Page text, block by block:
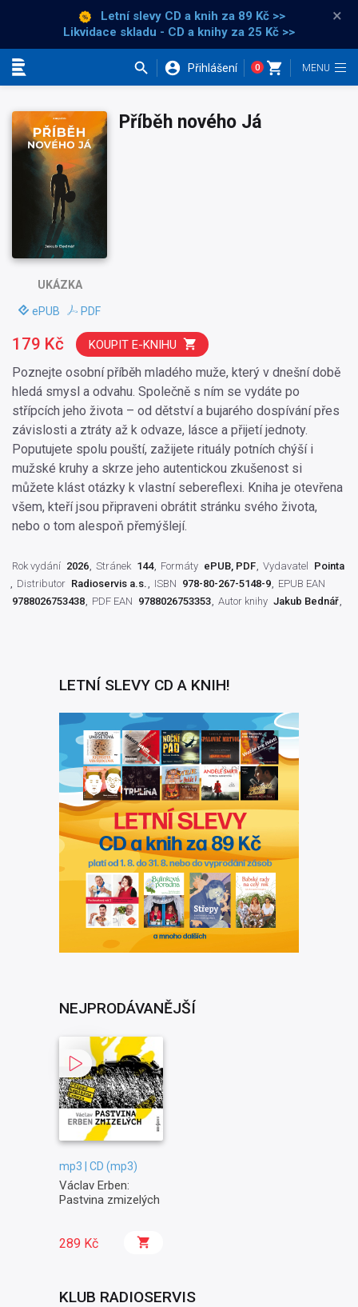
Letní slevy CD a knih za 89 Kč >>
Likvidace skladu - CD a knihy za 25 Kč >>
×
Přihlášení 0
UKÁZKA
ePUB PDF
Příběh nového Já
Poznejte osobní příběh mladého muže, který v dnešní době
hledá smysl a odvahu. Společně s ním se vydáte po
střípcích jeho života – od dětství a bujarého dospívání přes
závislosti a ztráty až k odvaze, lásce a přijetí jednoty.
Poputujete spolu pouští, zažijete rituály potních chýší i
mužské kruhy a skrze jeho autentickou zkušenost si
můžete klást otázky k vlastní sebereflexi. Kniha je otevřena
všem, kteří jsou připraveni obrátit stránku svého života,
nebo o tom alespoň přemýšlejí.
179 Kč KOUPIT E-KNIHU
Rok vydání 2026 Stránek 144 Formáty ePUB, PDF Vydavatel Pointa
Distributor Radioservis a.s. ISBN 978-80-267-5148-9
EPUB EAN
9788026753438
PDF EAN 9788026753353 Autor knihy Jakub Bednář
LETNÍ SLEVY CD A KNIH!
NEJPRODÁVANĚJŠÍ
mp3 | CD (mp3)
Václav Erben:
Pastvina zmizelých
289 Kč
KLUB RADIOSERVIS